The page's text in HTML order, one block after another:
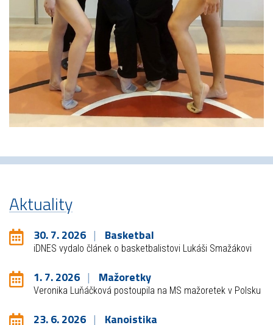
Aktuality
30. 7. 2026 Basketbal
iDNES vydalo článek o basketbalistovi Lukáši Smažákovi
1. 7. 2026 Mažoretky
Veronika Luňáčková postoupila na MS mažoretek v Polsku
23. 6. 2026 Kanoistika